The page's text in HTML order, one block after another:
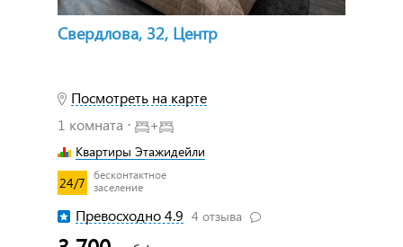
Свердлова, 32, Центр
Посмотреть на карте
1 комната ⋅
+
Квартиры Этажидейли
24/7
бесконтактное
заселение
Превосходно 4.9 4 отзыва